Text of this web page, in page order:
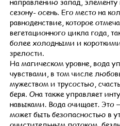
сезону- осень. Его место на
равноденствие, которое
вегетационного цикла года,
более холодными и
зрелости.
На магическом уровне, вода
чувствами, в том числе
мужеством и трусостью,
беря. Она также управляет
навыками. Вода очищает. Это
может быть безопасностью в